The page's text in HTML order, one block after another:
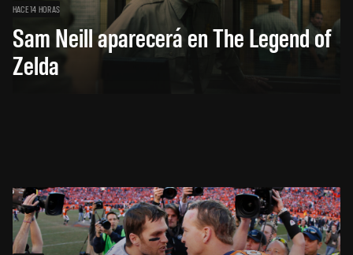
HACE 14 HORAS
Sam Neill aparecerá en The Legend of
Zelda